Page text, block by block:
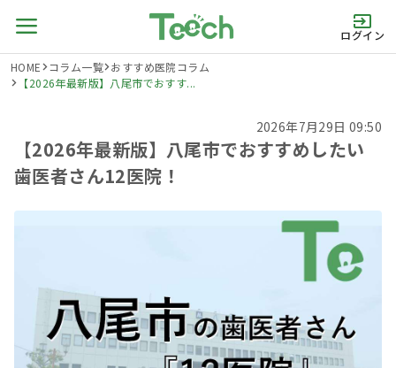
ログイン
HOME コラム一覧 おすすめ医院コラム
【2026年最新版】八尾市でおすす...
2026年7月29日 09:50
【2026年最新版】八尾市でおすすめしたい
歯医者さん12医院！